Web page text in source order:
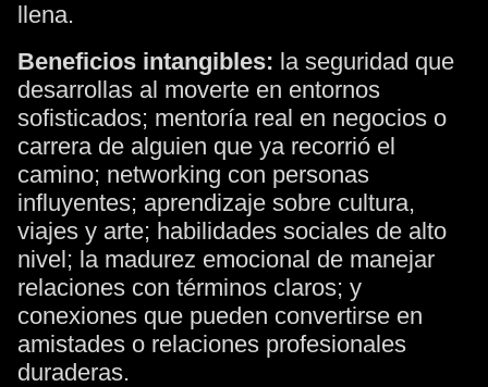
llena.
Beneficios intangibles: la seguridad que
desarrollas al moverte en entornos
sofisticados; mentoría real en negocios o
carrera de alguien que ya recorrió el
camino; networking con personas
influyentes; aprendizaje sobre cultura,
viajes y arte; habilidades sociales de alto
nivel; la madurez emocional de manejar
relaciones con términos claros; y
conexiones que pueden convertirse en
amistades o relaciones profesionales
duraderas.